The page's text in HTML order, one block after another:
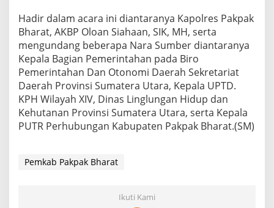
Hadir dalam acara ini diantaranya Kapolres Pakpak
Bharat, AKBP Oloan Siahaan, SIK, MH, serta
mengundang beberapa Nara Sumber diantaranya
Kepala Bagian Pemerintahan pada Biro
Pemerintahan Dan Otonomi Daerah Sekretariat
Daerah Provinsi Sumatera Utara, Kepala UPTD.
KPH Wilayah XIV, Dinas Linglungan Hidup dan
Kehutanan Provinsi Sumatera Utara, serta Kepala
PUTR Perhubungan Kabupaten Pakpak Bharat.(SM)
Pemkab Pakpak Bharat
Ikuti Kami